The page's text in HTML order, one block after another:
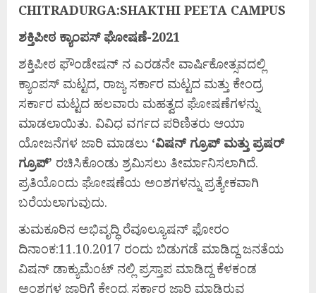
CHITRADURGA:SHAKTHI PEETA CAMPUS
ಶಕ್ತಿಪೀಠ ಕ್ಯಾಂಪಸ್ ಘೋಷಣೆ-2021
ಶಕ್ತಿಪೀಠ ಫೌಂಡೇಷನ್ ನ ಎರಡನೇ ವಾರ್ಷಿಕೋತ್ಸವದಲ್ಲಿ
ಕ್ಯಾಂಪಸ್ ಮಟ್ಟದ, ರಾಜ್ಯ ಸರ್ಕಾರ ಮಟ್ಟದ ಮತ್ತು ಕೇಂದ್ರ
ಸರ್ಕಾರ ಮಟ್ಟದ ಹಲವಾರು ಮಹತ್ವದ ಘೋಷಣೆಗಳನ್ನು
ಮಾಡಲಾಯಿತು. ವಿವಿಧ ವರ್ಗದ ಪರಿಣಿತರು ಆಯಾ
ಯೋಜನೆಗಳ ಜಾರಿ ಮಾಡಲು ‘ವಿಷನ್ ಗ್ರೂಪ್ ಮತ್ತು ಪ್ರಷರ್
ಗ್ರೂಪ್’ ರಚಿಸಿಕೊಂಡು ಶ್ರಮಿಸಲು ತೀರ್ಮಾನಿಸಲಾಗಿದೆ.
ಪ್ರತಿಯೊಂದು ಘೋಷಣೆಯ ಅಂಶಗಳನ್ನು ಪ್ರತ್ಯೇಕವಾಗಿ
ಬರೆಯಲಾಗುವುದು.
ತುಮಕೂರಿನ ಅಭಿವೃದ್ಧಿ ರೆವೂಲ್ಯೂಷನ್ ಫೋರಂ
ದಿನಾಂಕ:11.10.2017 ರಂದು ಬಿಡುಗಡೆ ಮಾಡಿದ್ದ ಜನತೆಯ
ವಿಷನ್ ಡಾಕ್ಯುಮೆಂಟ್ ನಲ್ಲಿ ಪ್ರಸ್ತಾಪ ಮಾಡಿದ್ದ ಕೆಳಕಂಡ
ಅಂಶಗಳ ಜಾರಿಗೆ ಕೇಂದ್ರ ಸರ್ಕಾರ ಜಾರಿ ಮಾಡಿರುವ